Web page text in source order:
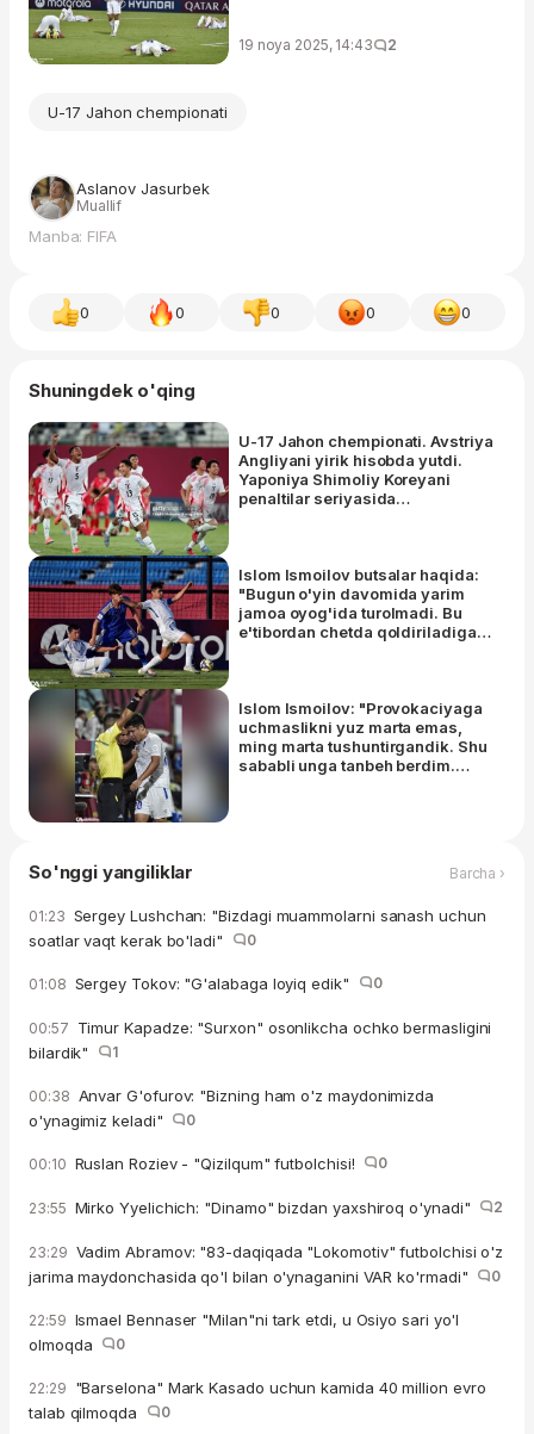
19 noya 2025, 14:43 2
U-17 Jahon chempionati
Aslanov Jasurbek
Muallif
Manba: FIFA
0 0 0 0 0
Shuningdek o'qing
U-17 Jahon chempionati. Avstriya
Angliyani yirik hisobda yutdi.
Yaponiya Shimoliy Koreyani
penaltilar seriyasida
Islom Ismoilov butsalar haqida:
"Bugun o'yin davomida yarim
jamoa oyog'ida turolmadi. Bu
e'tibordan chetda qoldiriladigan
Islom Ismoilov: "Provokaciyaga
uchmaslikni yuz marta emas,
ming marta tushuntirgandik. Shu
sababli unga tanbeh berdim.
So'nggi yangiliklar Barcha ›
01:23 Sergey Lushchan: "Bizdagi muammolarni sanash uchun
soatlar vaqt kerak bo'ladi"
0
01:08 Sergey Tokov: "G'alabaga loyiq edik" 0
00:57 Timur Kapadze: "Surxon" osonlikcha ochko bermasligini
bilardik"
1
00:38 Anvar G'ofurov: "Bizning ham o'z maydonimizda
o'ynagimiz keladi"
0
00:10 Ruslan Roziev - "Qizilqum" futbolchisi! 0
23:55 Mirko Yyelichich: "Dinamo" bizdan yaxshiroq o'ynadi" 2
23:29 Vadim Abramov: "83-daqiqada "Lokomotiv" futbolchisi o'z
jarima maydonchasida qo'l bilan o'ynaganini VAR ko'rmadi"
0
22:59 Ismael Bennaser "Milan"ni tark etdi, u Osiyo sari yo'l
olmoqda
0
22:29 "Barselona" Mark Kasado uchun kamida 40 million evro
talab qilmoqda
0